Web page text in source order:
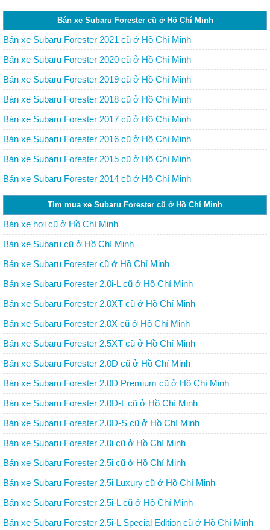
Bán xe Subaru Forester cũ ở Hồ Chí Minh
Bán xe Subaru Forester 2021 cũ ở Hồ Chí Minh
Bán xe Subaru Forester 2020 cũ ở Hồ Chí Minh
Bán xe Subaru Forester 2019 cũ ở Hồ Chí Minh
Bán xe Subaru Forester 2018 cũ ở Hồ Chí Minh
Bán xe Subaru Forester 2017 cũ ở Hồ Chí Minh
Bán xe Subaru Forester 2016 cũ ở Hồ Chí Minh
Bán xe Subaru Forester 2015 cũ ở Hồ Chí Minh
Bán xe Subaru Forester 2014 cũ ở Hồ Chí Minh
Tìm mua xe Subaru Forester cũ ở Hồ Chí Minh
Bán xe hơi cũ ở Hồ Chí Minh
Bán xe Subaru cũ ở Hồ Chí Minh
Bán xe Subaru Forester cũ ở Hồ Chí Minh
Bán xe Subaru Forester 2.0i-L cũ ở Hồ Chí Minh
Bán xe Subaru Forester 2.0XT cũ ở Hồ Chí Minh
Bán xe Subaru Forester 2.0X cũ ở Hồ Chí Minh
Bán xe Subaru Forester 2.5XT cũ ở Hồ Chí Minh
Bán xe Subaru Forester 2.0D cũ ở Hồ Chí Minh
Bán xe Subaru Forester 2.0D Premium cũ ở Hồ Chí Minh
Bán xe Subaru Forester 2.0D-L cũ ở Hồ Chí Minh
Bán xe Subaru Forester 2.0D-S cũ ở Hồ Chí Minh
Bán xe Subaru Forester 2.0i cũ ở Hồ Chí Minh
Bán xe Subaru Forester 2.5i cũ ở Hồ Chí Minh
Bán xe Subaru Forester 2.5i Luxury cũ ở Hồ Chí Minh
Bán xe Subaru Forester 2.5i-L cũ ở Hồ Chí Minh
Bán xe Subaru Forester 2.5i-L Special Edition cũ ở Hồ Chí Minh